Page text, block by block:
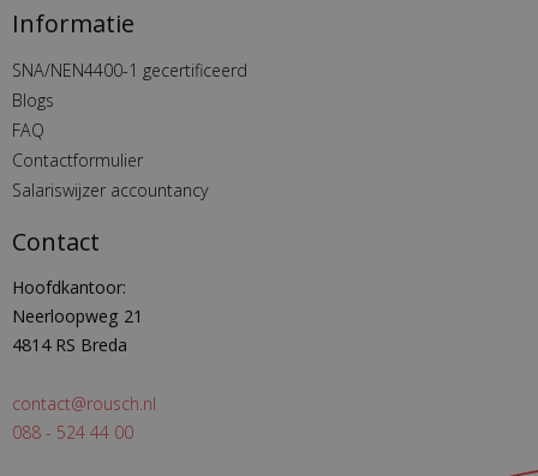
Informatie
SNA/NEN4400-1 gecertificeerd
Blogs
FAQ
Contactformulier
Salariswijzer accountancy
Contact
Hoofdkantoor:
Neerloopweg 21
4814 RS Breda
contact@rousch.nl
088 - 524 44 00